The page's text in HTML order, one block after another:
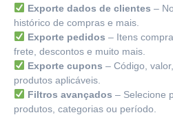
Exporte dados de clientes –
histórico de compras e mais.
Exporte pedidos – Itens
frete, descontos e muito mais.
Exporte cupons – Código,
produtos aplicáveis.
Filtros avançados – Selecione
produtos, categorias ou período.